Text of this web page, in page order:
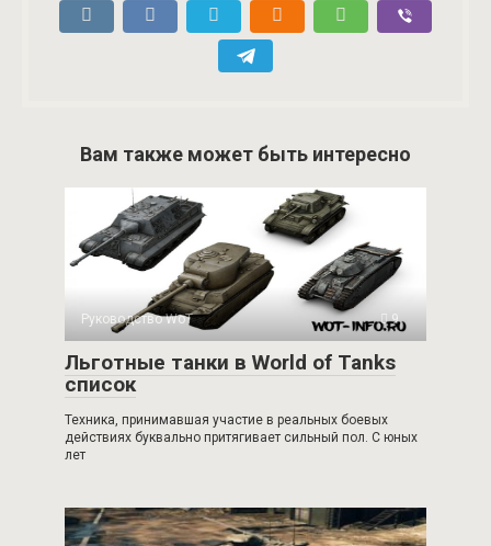
Вам также может быть интересно
Руководство WoT 9
Льготные танки в World of Tanks
список
Техника, принимавшая участие в реальных боевых
действиях буквально притягивает сильный пол. С юных
лет